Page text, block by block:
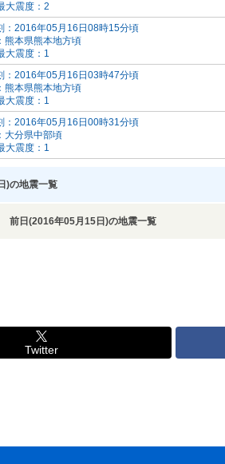
大震度：2
：2016年05月16日08時15分頃
熊本県熊本地方頃
大震度：1
：2016年05月16日03時47分頃
熊本県熊本地方頃
大震度：1
：2016年05月16日00時31分頃
大分県中部頃
大震度：1
)の地震一覧
前日(2016年05月15日)の地震一覧
Twitter